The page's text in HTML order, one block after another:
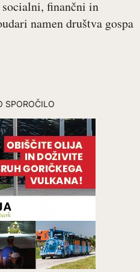
finančni in
namen društva gospa
SPOROČILO